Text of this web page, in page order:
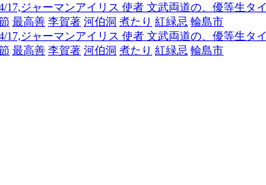
17,ジャーマンアイリス 使者 文武両道の、優等生タ
最高善 李賀著 河伯洞 煮たり 紅緑忌 輪島市
17,ジャーマンアイリス 使者 文武両道の、優等生タ
最高善 李賀著 河伯洞 煮たり 紅緑忌 輪島市